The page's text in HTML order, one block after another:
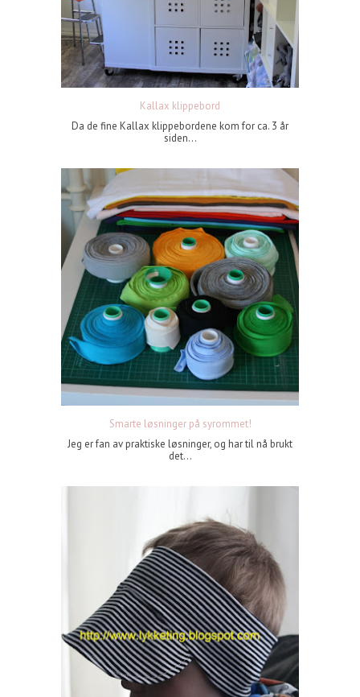
Kallax klippebord
Da de fine Kallax klippebordene kom for ca. 3 år
siden...
Smarte løsninger på syrommet!
Jeg er fan av praktiske løsninger, og har til nå brukt
det...